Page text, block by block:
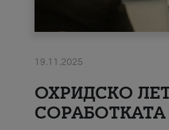
19.11.2025
ОХРИДСКО